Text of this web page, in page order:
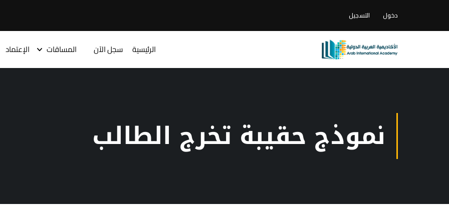
دخول التسجيل
الرئيسية سجل الآن المساقات الإعتماد
نموذج حقيبة تخرج الطالب